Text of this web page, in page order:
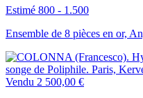
Estimé 800 - 1.500
Ensemble de 8 pièces en or,
Vendu 2 500,00 €